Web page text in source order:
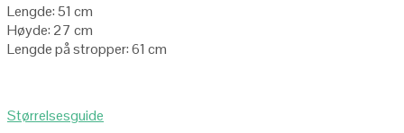
Lengde: 51 cm
Høyde: 27 cm
Lengde på stropper: 61 cm
Størrelsesguide